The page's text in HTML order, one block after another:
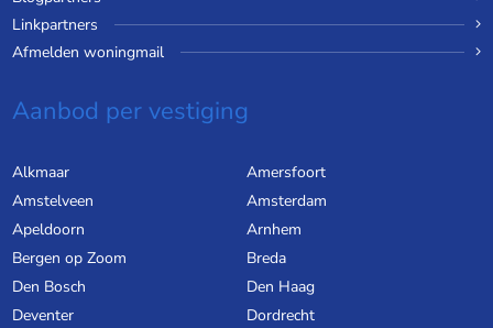
Linkpartners
Afmelden woningmail
Aanbod per vestiging
Alkmaar
Amersfoort
Amstelveen
Amsterdam
Apeldoorn
Arnhem
Bergen op Zoom
Breda
Den Bosch
Den Haag
Deventer
Dordrecht